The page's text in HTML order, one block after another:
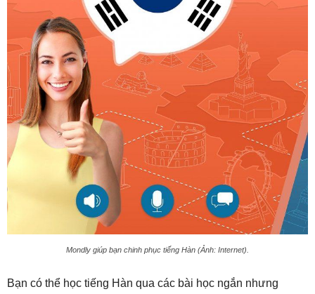
Mondly giúp bạn chinh phục tiếng Hàn (Ảnh: Internet).
Bạn có thể học tiếng Hàn qua các bài học ngắn nhưng